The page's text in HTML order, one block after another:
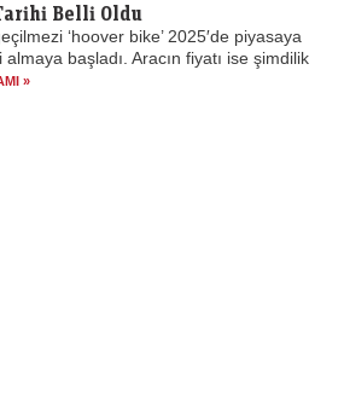
Belli Oldu
‘hoover bike’ 2025′de piyasaya
başladı. Aracın fiyatı ise şimdilik
»